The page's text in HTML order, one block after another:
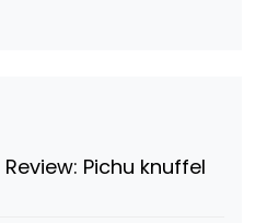
Review: Pichu knuffel